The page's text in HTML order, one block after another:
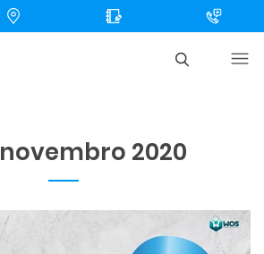
novembro 2020